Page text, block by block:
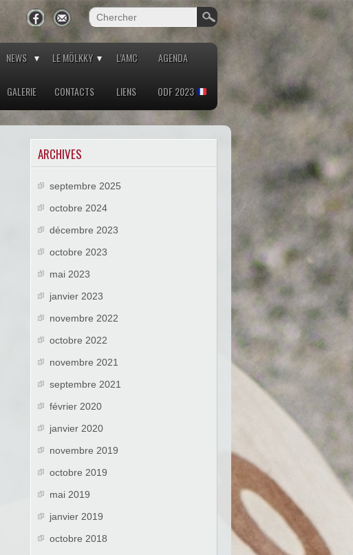
NEWS LE MÖLKKY L’AMC AGENDA
GALERIE CONTACTS LIENS ODF 2023
ARCHIVES
septembre 2025
octobre 2024
décembre 2023
octobre 2023
mai 2023
janvier 2023
novembre 2022
octobre 2022
novembre 2021
septembre 2021
février 2020
janvier 2020
novembre 2019
octobre 2019
mai 2019
janvier 2019
octobre 2018